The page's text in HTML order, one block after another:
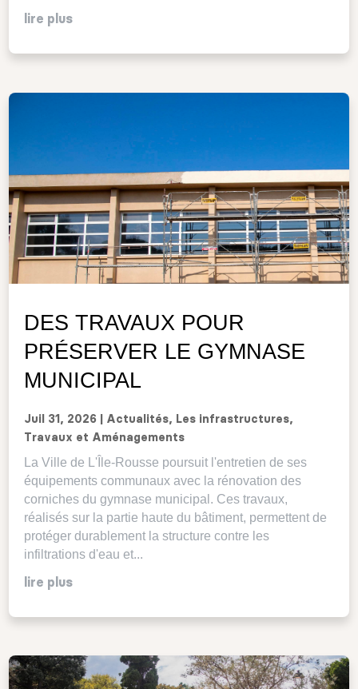
lire plus
DES TRAVAUX POUR
PRÉSERVER LE GYMNASE
MUNICIPAL
Juil 31, 2026 Actualités, Les infrastructures,
Travaux et Aménagements
La Ville de L'Île-Rousse poursuit l'entretien de ses
équipements communaux avec la rénovation des
corniches du gymnase municipal. Ces travaux,
réalisés sur la partie haute du bâtiment, permettent de
protéger durablement la structure contre les
infiltrations d'eau et...
lire plus